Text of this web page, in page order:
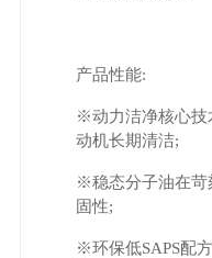
产品性能:
※动力洁净核心技
动机长期清洁;
※稳态分子油在苛
固性;
※环保低SAPS配